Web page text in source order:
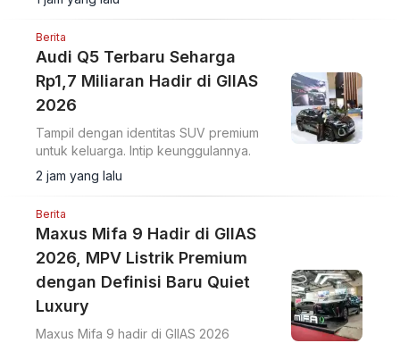
model terbarunya, Changan Deepal S05
Berita
Audi Q5 Terbaru Seharga
Rp1,7 Miliaran Hadir di GIIAS
2026
Tampil dengan identitas SUV premium
untuk keluarga. Intip keunggulannya.
2 jam yang lalu
Berita
Maxus Mifa 9 Hadir di GIIAS
2026, MPV Listrik Premium
dengan Definisi Baru Quiet
Luxury
Maxus Mifa 9 hadir di GIIAS 2026